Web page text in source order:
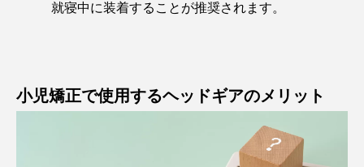
就寝中に装着することが推奨されます。
小児矯正で使用するヘッドギアのメリット